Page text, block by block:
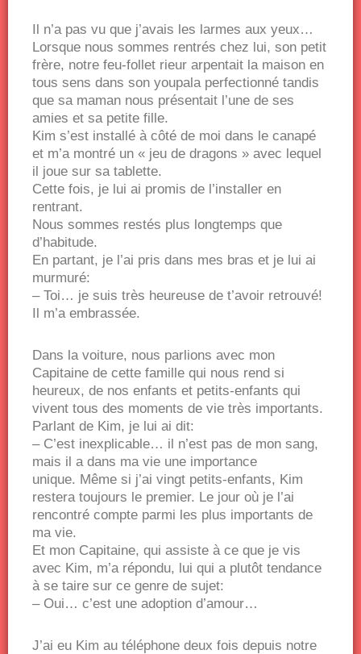
Il n’a pas vu que j’avais les larmes aux yeux…
Lorsque nous sommes rentrés chez lui, son petit
frère, notre feu-follet rieur arpentait la maison en
tous sens dans son youpala perfectionné tandis
que sa maman nous présentait l’une de ses
amies et sa petite fille.
Kim s’est installé à côté de moi dans le canapé
et m’a montré un « jeu de dragons » avec lequel
il joue sur sa tablette.
Cette fois, je lui ai promis de l’installer en
rentrant.
Nous sommes restés plus longtemps que
d’habitude.
En partant, je l’ai pris dans mes bras et je lui ai
murmuré:
– Toi… je suis très heureuse de t’avoir retrouvé!
Il m’a embrassée.
Dans la voiture, nous parlions avec mon
Capitaine de cette famille qui nous rend si
heureux, de nos enfants et petits-enfants qui
vivent tous des moments de vie très importants.
Parlant de Kim, je lui ai dit:
– C’est inexplicable… il n’est pas de mon sang,
mais il a dans ma vie une importance
unique. Même si j’ai vingt petits-enfants, Kim
restera toujours le premier. Le jour où je l’ai
rencontré compte parmi les plus importants de
ma vie.
Et mon Capitaine, qui assiste à ce que je vis
avec Kim, m’a répondu, lui qui a plutôt tendance
à se taire sur ce genre de sujet:
– Oui… c’est une adoption d’amour…
J’ai eu Kim au téléphone deux fois depuis notre